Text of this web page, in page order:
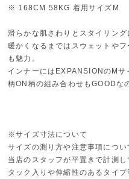
※ 168CM 58KG 着用サイズM
滑らかな肌さわりとスタイリン
暖かくなるまではスウェットや
も魅力。
インナーにはEXPANSIONのMサ
柄ON柄の組み合わせもGOODな
※サイズ寸法について
サイズの測り方や注意事項につい
当店のスタッフが平置きで計測し
タック入りや伸縮性のあるタイ